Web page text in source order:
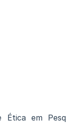
Ética em